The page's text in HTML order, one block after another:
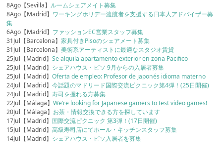
8Ago【Sevilla】 ルームシェアメイト募集
8Ago【Madrid】 ワーキングホリデー渡航者を支援する日本人アドバイザー募
集
6Ago【Madrid】 ファッションEC営業スタッフ募集
31Jul【Barcelona】家具付きPisoのシェアメート募集
31Jul【Barcelona】美術系アーティストに最適なスタジオ賃貸
25Jul【Madrid】Se alquila apartamento exterior en zona Pacifico
25Jul【Madrid】 シェアハウス・ピソ 9月からの入居者募集
25Jul【Madrid】Oferta de empleo: Profesor de japonés idioma materno
24Jul【Madrid】今話題のマドリード国際交流ピクニック第4弾！(25日開催)
24Jul【Madrid】寿司を握れる方募集
22Jul【Málaga】We’re looking for Japanese gamers to test video games!
20Jul【Málaga】 お茶・情報交換できる方を探しています
17Jul【Madrid】 国際交流ピクニック 第3弾！(17日開催)
15Jul【Madrid】高級寿司店にてホール・キッチンスタッフ募集
14Jul【Madrid】 シェアハウス・ピソ入居者を募集